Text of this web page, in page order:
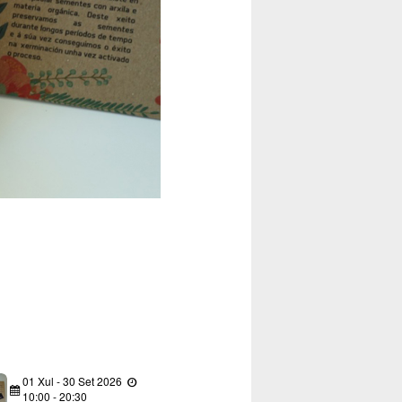
01 Xul -30 Set2026
10:00 - 20:30